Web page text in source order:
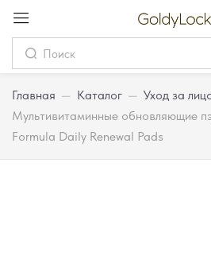
Главная — Каталог — Уход за
Мультивитаминные обновляющие
Formula Daily Renewal Pads
Вход
Password